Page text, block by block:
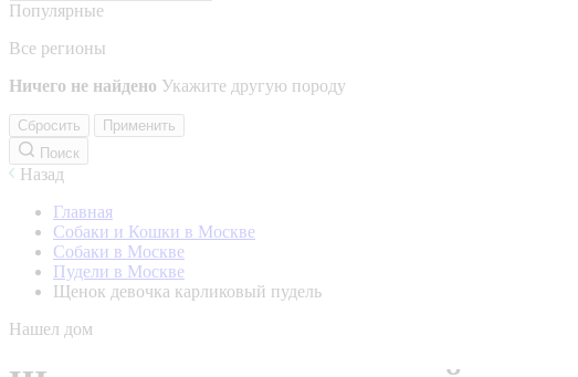
Популярные
Все регионы
Ничего не найдено Укажите другую породу
Сбросить
Применить
Поиск
Назад
Главная
Собаки и Кошки в Москве
Собаки в Москве
Пудели в Москве
Щенок девочка карликовый пудель
Нашел дом